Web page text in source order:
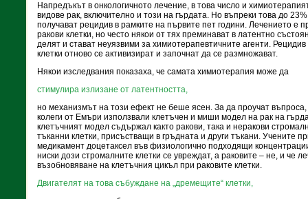
Напредъкът в онкологичното лечение, в това число и
видове рак, включително и този на гърдата. Но въпреки това до
получават рецидив в рамките на първите пет години. Лечението е
ракови клетки, но често някои от тях преминават в латентно
делят и стават неуязвими за химиотерапевтичните агенти.
клетки отново се активизират и започнат да се размножават.
Някои изследвания показаха, че самата химиотерапия може да
стимулира излизане от латентността,
но механизмът на този ефект не беше ясен. За да проучат
колеги от Емъри използвали клетъчен и миши модел на рак на
клетъчният модел съдържал както ракови, така и неракови
тъканни клетки, присъстващи в гръдната и други тъкани. Учените
медикамент доцетаксел във физиологично подходящи
ниски дози стромалните клетки се увреждат, а раковите – не, и че
възобновяване на клетъчния цикъл при раковите клетки.
Двигателят на това събуждане на „дремещите“ клетки,